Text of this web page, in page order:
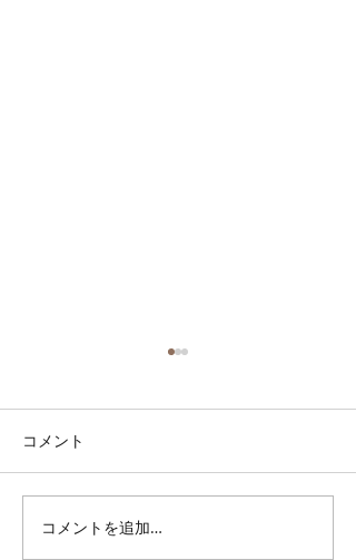
成功と幸運が欲しいなら
コメント
コメントを追加…